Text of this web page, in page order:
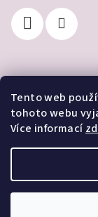
Tento web
tohoto webu
Více informací
Přijímáme